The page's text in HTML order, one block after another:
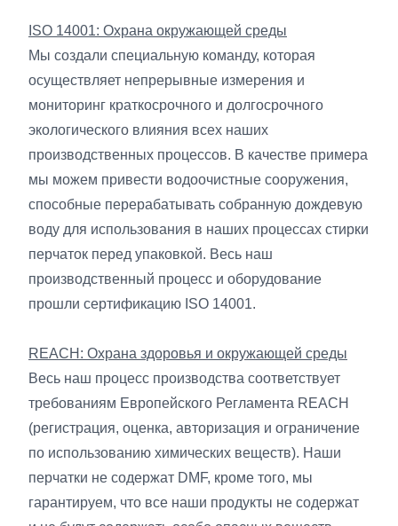
ISO 14001: Охрана окружающей среды
Мы создали специальную команду, которая
осуществляет непрерывные измерения и
мониторинг краткосрочного и долгосрочного
экологического влияния всех наших
производственных процессов. В качестве примера
мы можем привести водоочистные сооружения,
способные перерабатывать собранную дождевую
воду для использования в наших процессах стирки
перчаток перед упаковкой. Весь наш
производственный процесс и оборудование
прошли сертификацию ISO 14001.
REACH: Охрана здоровья и окружающей среды
Весь наш процесс производства соответствует
требованиям Европейского Регламента REACH
(регистрация, оценка, авторизация и ограничение
по использованию химических веществ). Наши
перчатки не содержат DMF, кроме того, мы
гарантируем, что все наши продукты не содержат